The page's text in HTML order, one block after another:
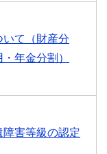
て（財産分
年金分割）
害等級の認定